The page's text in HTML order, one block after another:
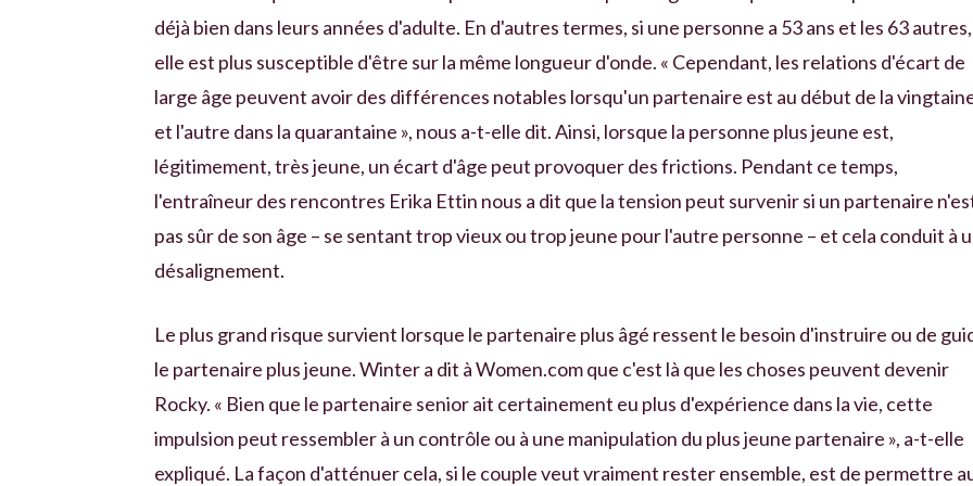
déjà bien dans leurs années d'adulte. En d'autres termes, si une personne a 53 ans et les 63 autres,
elle est plus susceptible d'être sur la même longueur d'onde. « Cependant, les relations d'écart de
large âge peuvent avoir des différences notables lorsqu'un partenaire est au début de la
et l'autre dans la quarantaine », nous a-t-elle dit. Ainsi, lorsque la personne plus jeune est,
légitimement, très jeune, un écart d'âge peut provoquer des frictions. Pendant ce temps,
l'entraîneur des rencontres Erika Ettin nous a dit que la tension peut survenir si un partenaire
pas sûr de son âge – se sentant trop vieux ou trop jeune pour l'autre personne – et cela conduit à
désalignement.
Le plus grand risque survient lorsque le partenaire plus âgé ressent le besoin d'instruire ou de
le partenaire plus jeune. Winter a dit à Women.com que c'est là que les choses peuvent devenir
Rocky. « Bien que le partenaire senior ait certainement eu plus d'expérience dans la vie, cette
impulsion peut ressembler à un contrôle ou à une manipulation du plus jeune partenaire », a-t-elle
expliqué. La façon d'atténuer cela, si le couple veut vraiment rester ensemble, est de permettre